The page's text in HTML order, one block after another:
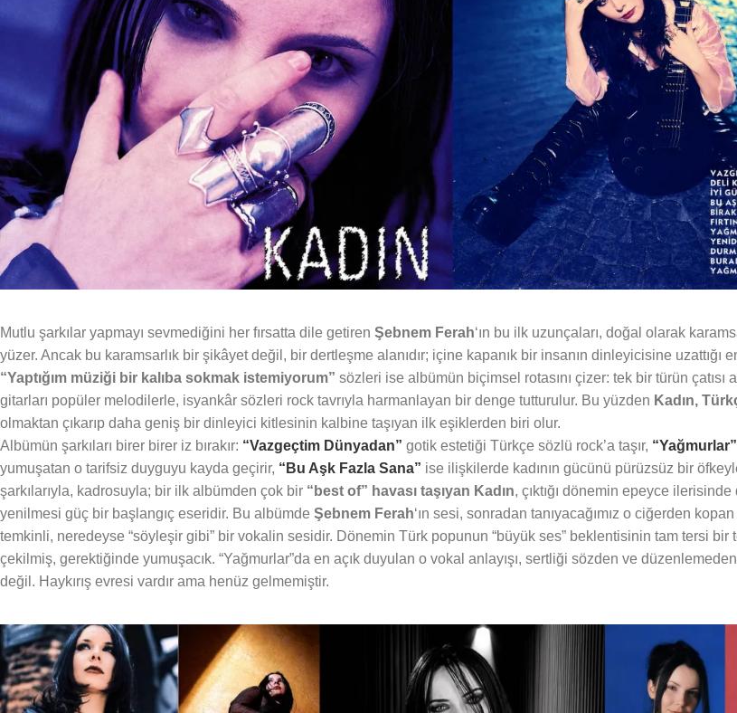
Mutlu şarkılar yapmayı sevmediğini her fırsatta dile getiren Şebnem Ferah‘ın bu ilk uzunçaları, doğal olarak
yüzer. Ancak bu karamsarlık bir şikâyet değil, bir dertleşme alanıdır; içine kapanık bir insanın dinleyicisine uzattığı
“Yaptığım müziği bir kalıba sokmak istemiyorum” sözleri ise albümün biçimsel rotasını çizer: tek bir türün çatısı
gitarları popüler melodilerle, isyankâr sözleri rock tavrıyla harmanlayan bir denge tutturulur. Bu yüzden Kadın,
olmaktan çıkarıp daha geniş bir dinleyici kitlesinin kalbine taşıyan ilk eşiklerden biri olur.
Albümün şarkıları birer birer iz bırakır: “Vazgeçtim Dünyadan” gotik estetiği Türkçe sözlü rock’a taşır, “Yağmurlar”
yumuşatan o tarifsiz duyguyu kayda geçirir, “Bu Aşk Fazla Sana” ise ilişkilerde kadının gücünü pürüzsüz bir
şarkılarıyla, kadrosuyla; bir ilk albümden çok bir “best of” havası taşıyan Kadın, çıktığı dönemin epeyce
yenilmesi güç bir başlangıç eseridir. Bu albümde Şebnem Ferah‘ın sesi, sonradan tanıyacağımız o ciğerden
temkinli, neredeyse “söyleşir gibi” bir vokalin sesidir. Dönemin Türk popunun “büyük ses” beklentisinin tam tersi bir
çekilmiş, gerektiğinde yumuşacık. “Yağmurlar”da en açık duyulan o vokal anlayışı, sertliği sözden ve
değil. Haykırış evresi vardır ama henüz gelmemiştir.